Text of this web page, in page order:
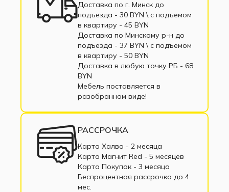
Доставка по г. Минск до
подъезда - 30 BYN \ c подъемом
в квартиру - 45 BYN
Доставка по Минскому р-н до
подъезда - 37 BYN \ c подъемом
в квартиру - 50 BYN
Доставка в любую точку РБ - 68
BYN
Мебель поставляется в
разобранном виде!
РАССРОЧКА
Карта Халва - 2 месяца
Карта Магнит Red - 5 месяцев
Карта Покупок - 3 месяца
Беспроцентная рассрочка до 4
мес.